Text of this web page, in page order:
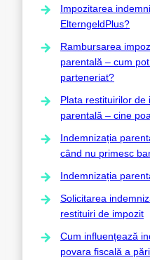
Impozitarea
ElterngeldPlus?
Rambursarea
parentală – cum
parteneriat?
Plata restituirilor de
parentală – cine
Indemnizația
când nu primesc
Indemnizația
Solicitarea
restituiri de impozit
Cum influențează
povara fiscală a